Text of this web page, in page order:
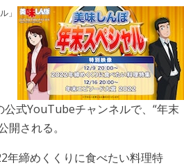
」
式YouTubeチャンネルで、“年末
開される。
年締めくくりに食べたい料理特